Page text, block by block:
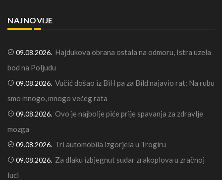
NAJNOVIJE
09.08.2026. Hajdukova obrana ostala na odmoru, Istra uzela
bod na Poljudu
09.08.2026. Vučić došao iz BiH pa za Bild najavio rat: Na rubu
smo mnogo, mnogo većeg rata
09.08.2026. Ovo je najbolje piće prije spavanja za zdravlje
mozga
09.08.2026. Tri automobila izgorjela u Trogiru
09.08.2026. Za dlaku izbjegnut sudar zrakoplova u zračnoj
luci